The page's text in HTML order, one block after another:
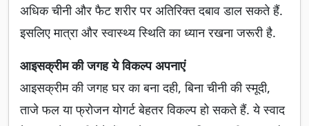
अधिक चीनी और फैट शरीर पर अतिरिक्त दबाव डाल सकते हैं.
इसलिए मात्रा और स्वास्थ्य स्थिति का ध्यान रखना जरूरी है.
आइसक्रीम की जगह ये विकल्प अपनाएं
आइसक्रीम की जगह घर का बना दही, बिना चीनी की स्मूदी,
ताजे फल या फ्रोजन योगर्ट बेहतर विकल्प हो सकते हैं. ये स्वाद